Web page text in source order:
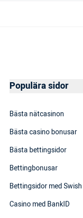
Populära sidor
Bästa nätcasinon
Bästa casino bonusar
Bästa bettingsidor
Bettingbonusar
Bettingsidor med Swish
Casino med BankID